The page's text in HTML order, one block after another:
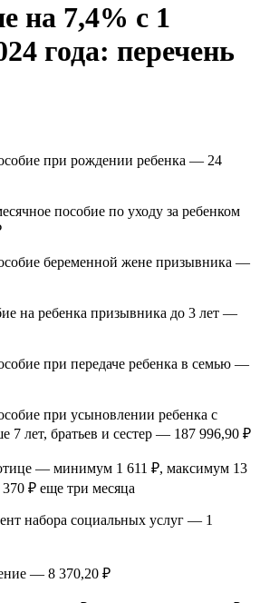
на 7,4% с 1
года: перечень
при рождении ребенка — 24
пособие по уходу за ребенком
беременной жене призывника —
на ребенка призывника до 3 лет —
при передаче ребенка в семью —
при усыновлении ребенка с
7 лет, братьев и сестер — 187 996,90 ₽
— минимум 1 611 ₽, максимум 13
₽ еще три месяца
набора социальных услуг — 1
— 8 370,20 ₽